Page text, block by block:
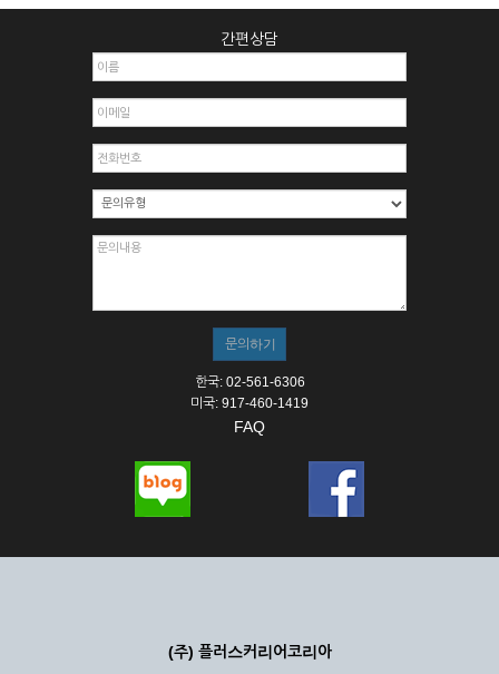
간편상담
한국: 02-561-6306
미국: 917-460-1419
FAQ
(주) 플러스커리어코리아